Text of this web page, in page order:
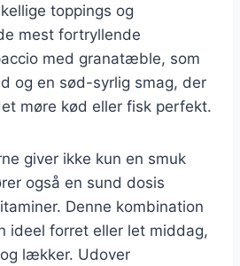
toppings og
mest fortryllende
med granatæble, som
og en sød-syrlig smag, der
møre kød eller fisk perfekt.
giver ikke kun en smuk
også en sund dosis
Denne kombination
ideel forret eller let middag,
lækker. Udover